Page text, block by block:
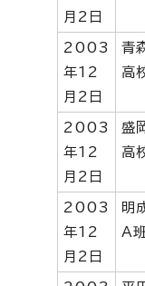
月2日
2003
年12
月2日
青
高
2003
年12
月2日
盛
高
2003
年12
月2日
明
A班